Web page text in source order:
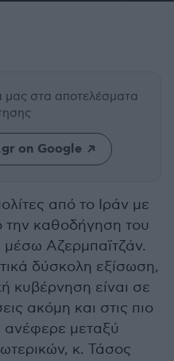
μας στα αποτελέσματα
on Google
από το Ιράν με
την καθοδήγηση του
μέσω Αζερμπαϊτζάν.
δύσκολη εξίσωση,
κυβέρνηση είναι σε
ακόμη και στις πιο
ανέφερε μεταξύ
κ. Τάσος